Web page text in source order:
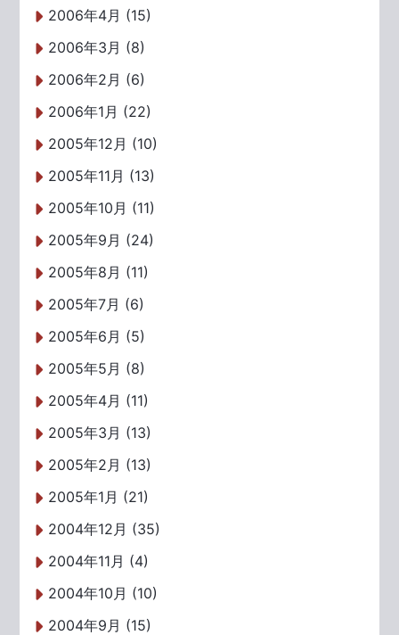
2006年4月 (15)
2006年3月 (8)
2006年2月 (6)
2006年1月 (22)
2005年12月 (10)
2005年11月 (13)
2005年10月 (11)
2005年9月 (24)
2005年8月 (11)
2005年7月 (6)
2005年6月 (5)
2005年5月 (8)
2005年4月 (11)
2005年3月 (13)
2005年2月 (13)
2005年1月 (21)
2004年12月 (35)
2004年11月 (4)
2004年10月 (10)
2004年9月 (15)